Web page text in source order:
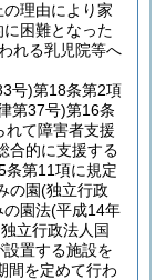
理由により家
困難となった
れる乳児院等へ
号)第18条第2項
第37号)第16条
れて障害者支援
合的に支援する
条第11項に規定
の園(独立行政
園法(平成14年
立行政法人国
置する施設を
間を定めて行わ